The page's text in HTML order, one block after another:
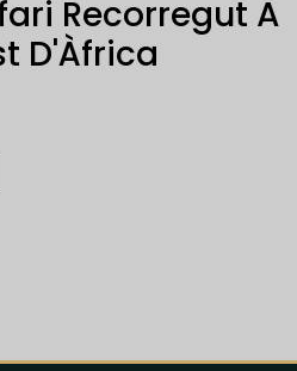
Recorregut A
D'Àfrica